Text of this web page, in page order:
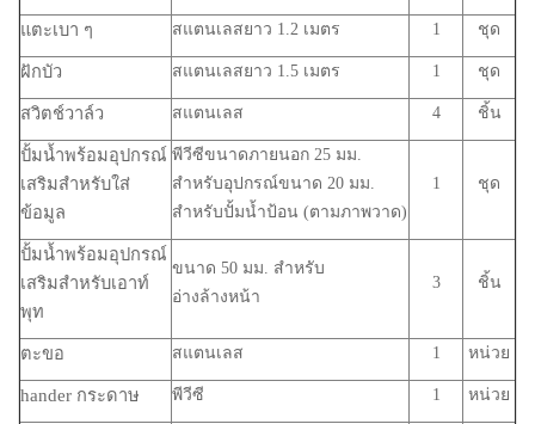
แตะเบา ๆ สแตนเลสยาว 1.2 เมตร 1 ชุด
ฝักบัว สแตนเลสยาว 1.5 เมตร 1 ชุด
สวิตช์วาล์ว สแตนเลส 4 ชิ้น
ปั้มน้ำพร้อมอุปกรณ์
เสริมสำหรับใส่
ข้อมูล
พีวีซีขนาดภายนอก 25 มม.
สำหรับอุปกรณ์ขนาด 20 มม.
สำหรับปั้มน้ำป้อน (ตามภาพวาด)
1 ชุด
ปั้มน้ำพร้อมอุปกรณ์
เสริมสำหรับเอาท์
พุท
ขนาด 50 มม. สำหรับ
อ่างล้างหน้า
3 ชิ้น
ตะขอ สแตนเลส 1 หน่วย
hander กระดาษ พีวีซี 1 หน่วย